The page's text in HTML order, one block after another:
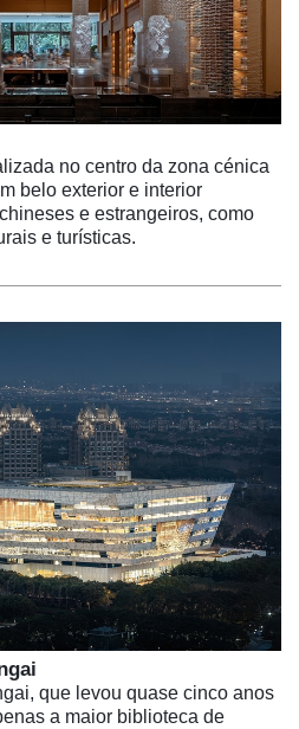
no centro da zona cénica
belo exterior e interior
e estrangeiros, como
e turísticas.
que levou quase cinco anos
a maior biblioteca de